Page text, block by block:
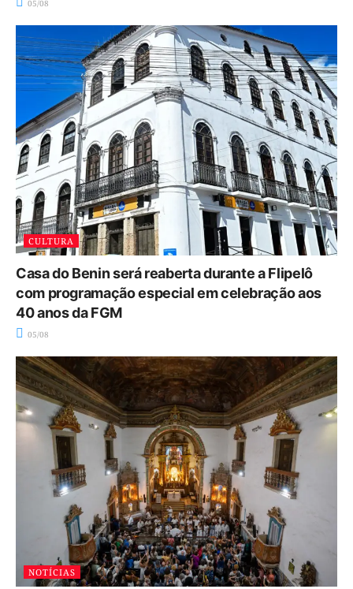
05/08
CULTURA
Casa do Benin será reaberta durante a Flipelô
com programação especial em celebração aos
40 anos da FGM
05/08
NOTÍCIAS